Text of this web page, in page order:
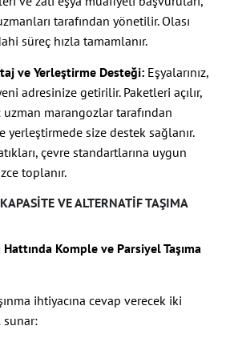
tarafından yönetilir. Olası
süreç hızla tamamlanır.
ve Yerleştirme Desteği: Eşyalarınız,
adresinize getirilir. Paketleri açılır,
uzman marangozlar tarafından
yerleştirmede size destek sağlanır.
çevre standartlarına uygun
toplanır.
VE ALTERNATIF TAŞIMA
Komple ve Parsiyel Taşıma
ihtiyacına cevap verecek iki